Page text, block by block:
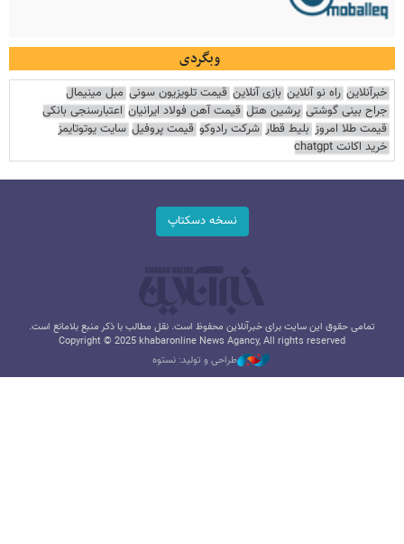
وبگردی
خبرآنلاین راه نو آنلاین بازی آنلاین قیمت تلویزیون سونی مبل مینیمال
جراح بینی گوشتی پرشین هتل قیمت آهن فولاد ایرانیان اعتبارسنجی بانکی
قیمت طلا امروز بلیط قطار شرکت رادوکو قیمت پروفیل سایت یوتوتایمز
خرید اکانت chatgpt
نسخه دسکتاپ
تمامی حقوق این سایت برای خبرآنلاین محفوظ است. نقل مطالب با ذکر منبع بلامانع است.
Copyright © 2025 khabaronline News Agancy, All rights reserved
طراحی و تولید: نستوه